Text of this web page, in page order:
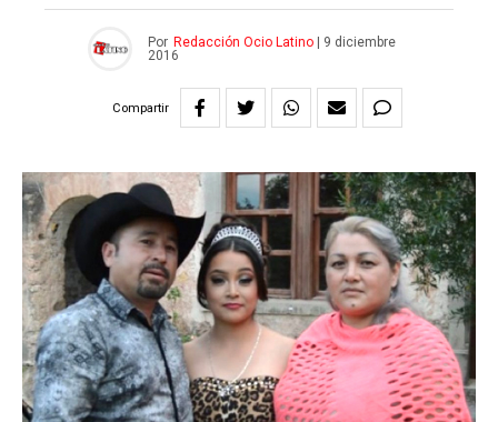
Por Redacción Ocio Latino
9 diciembre
2016
Compartir